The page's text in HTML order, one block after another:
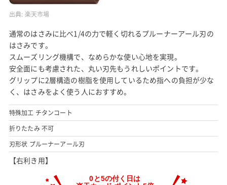
出典: 楽天市場
通常のはさみに比べ1/4の力で軽く切れるプルーナーアール刃の
はさみです。
スムーズリング機構で、なめらかな使い心地を実現。
安全面にも考慮された、丸い刃先もうれしいポイントです。
グリップに2層構造の樹脂を使用しているため指への負担が少な
く、はさみをよく使う人におすすめ。
特殊加工 チタンコート
折りたたみ 不可
刃形状 プルーナーアール刃
【右利き用】